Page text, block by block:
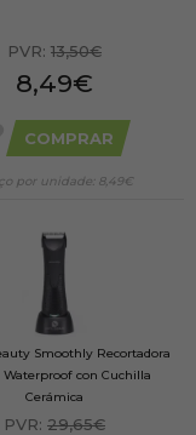
PVR: 13,50€
8,49€
COMPRAR
por unidade: 8,49€
Smoothly Recortadora
con Cuchilla
Cerámica
PVR: 29,65€